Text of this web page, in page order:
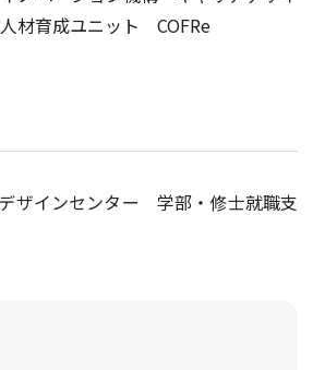
材育成ユニット COFRe
ザインセンター 学部・修士就職支